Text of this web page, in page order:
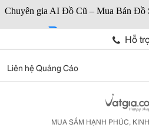
Hỗ
Liên hệ Quảng Cáo
MUA SẮM HẠNH PHÚC,